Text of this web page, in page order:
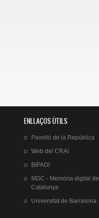
ENLLAÇOS ÚTILS
Pavelló de la República
Web del CRAI
BIPADI
MDC - Memòria digital de
Catalunya
Universitat de Barcelona